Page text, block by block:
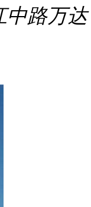
中路万达